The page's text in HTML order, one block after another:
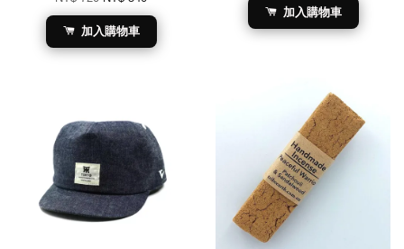
加入購物車
加入購物車